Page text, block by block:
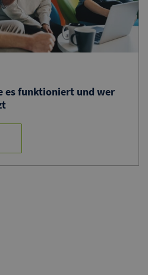
es funktioniert und wer